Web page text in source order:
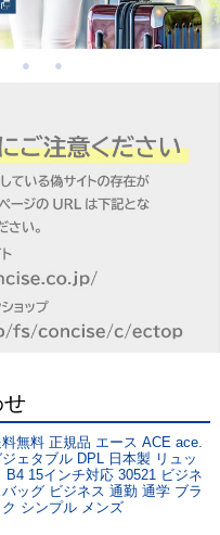
せ
無料 正規品 エース ACE ace.
ジェタブル DPL 日本製 リュッ
B4 15インチ対応 30521 ビジネ
バッグ ビジネス 通勤 通学 ブラ
ク シンプル メンズ